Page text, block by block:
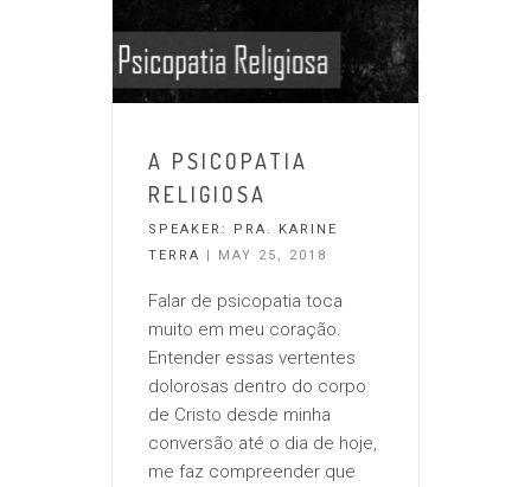
A PSICOPATIA
RELIGIOSA
SPEAKER: PRA. KARINE
TERRA
| MAY 25, 2018
Falar de psicopatia toca
muito em meu coração.
Entender essas vertentes
dolorosas dentro do corpo
de Cristo desde minha
conversão até o dia de hoje,
me faz compreender que